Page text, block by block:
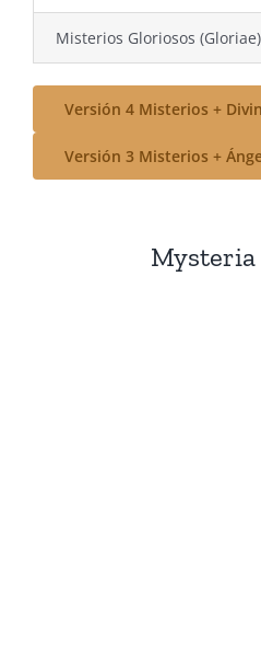
Misterios Gloriosos (Gloriae)
Versión 4 Misterios +
Versión 3 Misterios +